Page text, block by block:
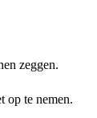
zeggen.
op te nemen.